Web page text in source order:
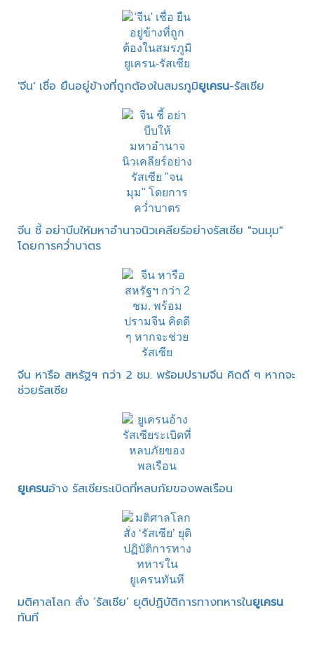
'จีน' เชื่อ ยืนอยู่ข้างที่ถูกต้องในสมรภูมิยูเครน-รัสเซีย
จีน ชี้ อย่าบีบให้มหาอำนาจนิวเคลียร์อย่างรัสเซีย "จนมุม"
โดยการคว่ำบาตร
จีน หารือ สหรัฐฯ กว่า 2 ชม. พร้อมปรามจีน คิดดี ๆ หากจะ
ช่วยรัสเซีย
ยูเครนอ้าง รัสเซียระเบิดที่หลบภัยของพลเรือน
มติศาลโลก สั่ง ‘รัสเซีย’ ยุติปฏิบัติการทางทหารในยูเครน
ทันที